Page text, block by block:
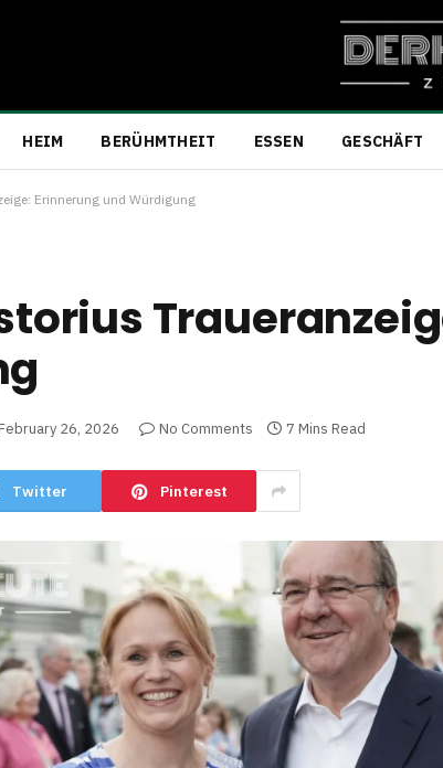
HEIM BERÜHMTHEIT ESSEN GESCHÄFT
Erinnerung und Würdigung
26, 2026 No Comments 7 Mins Read
Twitter Pinterest